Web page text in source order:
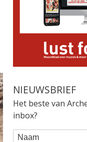
NIEUWSBRIEF
Het beste van
inbox?
WEBFORM
Naam